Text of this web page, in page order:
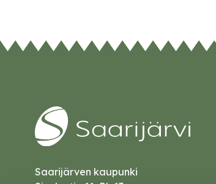
Saarijärven kaupunki